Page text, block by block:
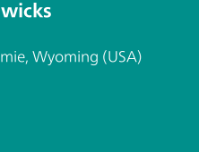
Wyoming (USA)